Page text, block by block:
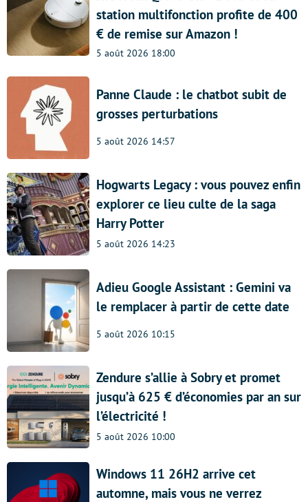
station multifonction profite de 400
€ de remise sur Amazon !
5 août 2026 18:00
Panne Claude : le chatbot subit de
grosses perturbations
5 août 2026 14:57
Hogwarts Legacy : vous pouvez enfin
explorer ce lieu culte de la saga
Harry Potter
5 août 2026 14:23
Adieu Google Assistant : Gemini va
le remplacer à partir de cette date
5 août 2026 10:15
Zendure s’allie à Sobry et promet
jusqu’à 625 € d’économies par an sur
l’électricité !
5 août 2026 10:00
Windows 11 26H2 arrive cet
automne, mais vous ne verrez